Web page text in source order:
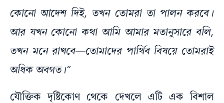
কোনো আদেশ দিই, তখন তোমরা তা পালন করবে।
আর যখন কোনো কথা আমি আমার মতানুসারে বলি,
তখন মনে রাখবে—তোমাদের পার্থিব বিষয়ে তোমরাই
অধিক অবগত।”
যৌক্তিক দৃষ্টিকোণ থেকে দেখলে এটি এক বিশাল